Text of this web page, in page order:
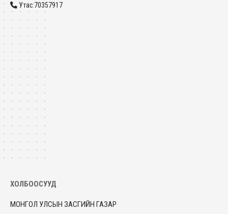
Утас:70357917
ХОЛБООСУУД
МОНГОЛ УЛСЫН ЗАСГИЙН ГАЗАР